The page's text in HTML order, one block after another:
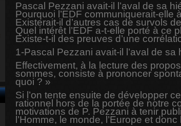
Pascal Pezzani avait-il l’aval de sa
Pourquoi l’EDF communiquerait-elle
Existerait-il d’autres cas de survols
Quel intérêt l’EDF a-t-elle porté à ce
Existe-t-il des preuves d’une
1-Pascal Pezzani avait-il l’aval de
Effectivement, à la lecture des
sommes, consiste à prononcer
quoi ? »
Si l’on tente ensuite de développer
rationnel hors de la portée de notre
motivations de P. Pezzani à tenir
l’Homme, le monde, l’Europe et